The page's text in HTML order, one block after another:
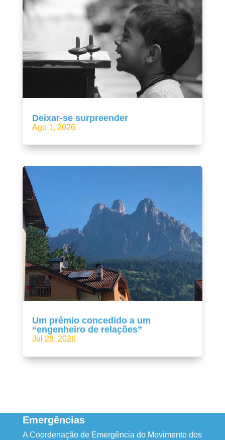
Deixar-se surpreender
Ago 1, 2026
Um prêmio concedido a um
“engenheiro de relações”
Jul 28, 2026
Emergências
A Coordenação de Emergência do Movimento dos